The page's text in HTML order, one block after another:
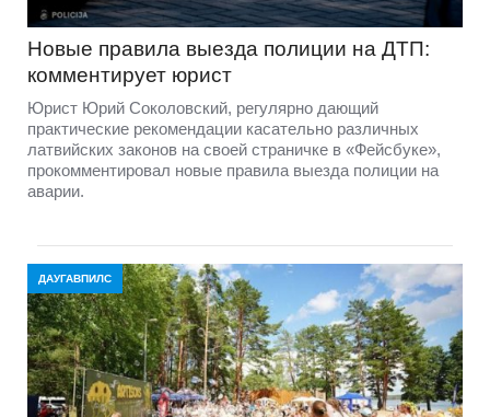
Новые правила выезда полиции на ДТП:
комментирует юрист
Юрист Юрий Соколовский, регулярно дающий
практические рекомендации касательно различных
латвийских законов на своей страничке в «Фейсбуке»,
прокомментировал новые правила выезда полиции на
аварии.
ДАУГАВПИЛС